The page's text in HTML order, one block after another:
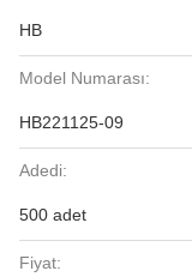
HB
Model Numarası:
HB221125-09
Adedi:
500 adet
Fiyat: